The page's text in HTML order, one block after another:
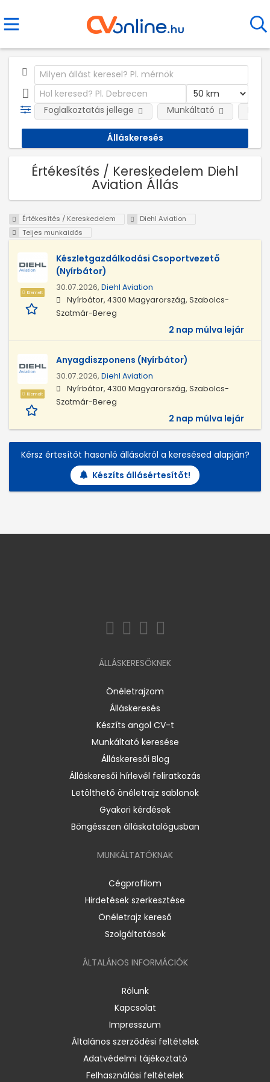
Foglalkoztatás jellege Munkáltató
Értékesítés / Kereskedelem Diehl
Aviation Állás
Értékesítés / Kereskedelem
Diehl Aviation
Teljes munkaidős
Kiemelt
Készletgazdálkodási Csoportvezető
(Nyírbátor)
30.07.2026, Diehl Aviation
Nyírbátor, 4300 Magyarország, Szabolcs-
Szatmár-Bereg
2 nap múlva lejár
Kiemelt
Anyagdiszponens (Nyírbátor)
30.07.2026, Diehl Aviation
Nyírbátor, 4300 Magyarország, Szabolcs-
Szatmár-Bereg
2 nap múlva lejár
Kérsz értesítőt hasonló állásokról a keresésed alapján?
Készíts állásértesítőt!
ÁLLÁSKERESŐKNEK
Önéletrajzom
Álláskeresés
Készíts angol CV-t
Munkáltató keresése
Álláskeresői Blog
Álláskeresői hírlevél feliratkozás
Letölthető önéletrajz sablonok
Gyakori kérdések
Böngésszen álláskatalógusban
MUNKÁLTATÓKNAK
Cégprofilom
Hirdetések szerkesztése
Önéletrajz kereső
Szolgáltatások
ÁLTALÁNOS INFORMÁCIÓK
Rólunk
Kapcsolat
Impresszum
Általános szerződési feltételek
Adatvédelmi tájékoztató
Felhasználási feltételek